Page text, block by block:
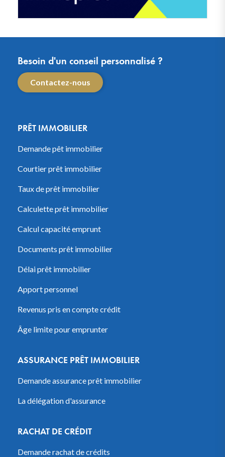
Besoin d'un conseil personnalisé ?
Contactez-nous
PRÊT IMMOBILIER
Demande pêt immobilier
Courtier prêt immobilier
Taux de prêt immobilier
Calculette prêt immobilier
Calcul capacité emprunt
Documents prêt immobilier
Délai prêt immobilier
Apport personnel
Revenus pris en compte crédit
Âge limite pour emprunter
ASSURANCE PRÊT IMMOBILIER
Demande assurance prêt immobilier
La délégation d'assurance
RACHAT DE CRÉDIT
Demande rachat de crédits